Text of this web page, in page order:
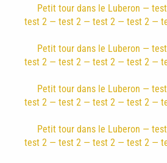
Petit tour dans le Luberon —
test 2 — test 2 — test 2 — test 2 —
Petit tour dans le Luberon —
test 2 — test 2 — test 2 — test 2 —
Petit tour dans le Luberon —
test 2 — test 2 — test 2 — test 2 —
Petit tour dans le Luberon —
test 2 — test 2 — test 2 — test 2 —